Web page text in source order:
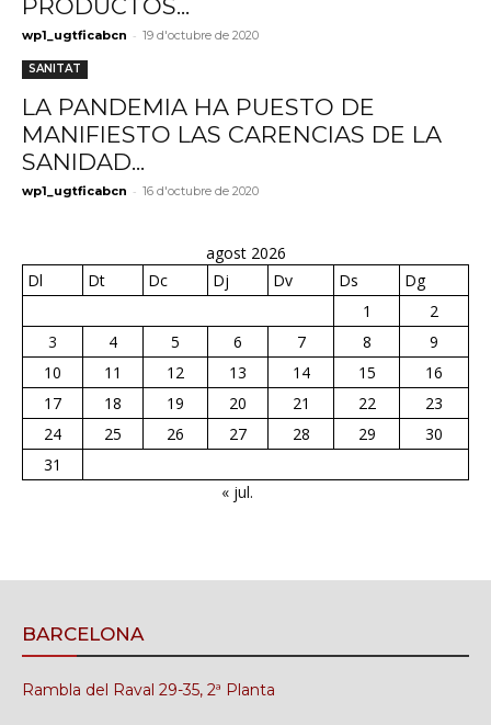
PRODUCTOS...
wp1_ugtficabcn - 19 d'octubre de 2020
SANITAT
LA PANDEMIA HA PUESTO DE
MANIFIESTO LAS CARENCIAS DE LA
SANIDAD...
wp1_ugtficabcn - 16 d'octubre de 2020
agost 2026
Dl
Dt Dc Dj Dv Ds
Dg
1
2
3
4 5 6 7 8
9
10
11 12 13 14 15
16
17
18 19 20 21 22
23
24
25 26 27 28 29
30
31
« jul.
BARCELONA
Rambla del Raval 29-35, 2ª Planta